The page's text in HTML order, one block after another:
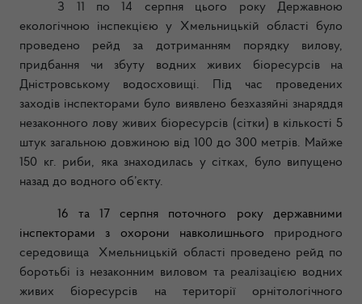
З 11 по 14 серпня цього року Державною
екологічною інспекцією у Хмельницькій області було
проведено рейд за дотриманням порядку вилову,
придбання чи збуту водних живих біоресурсів на
Дністровському водосховищі. Під час проведених
заходів інспекторами було виявлено безхазяйні знаряддя
незаконного лову живих біоресурсів (сітки) в кількості 5
штук загальною довжиною від 100 до 300 метрів. Майже
150 кг. риби, яка знаходилась у сітках, було випущено
назад до водного об’єкту.
16 та 17 серпня поточного року державними
інспекторами з охорони навколишнього природного
середовища Хмельницькій області проведено рейд по
боротьбі із незаконним виловом та реалізацією водних
живих біоресурсів на території орнітологічного